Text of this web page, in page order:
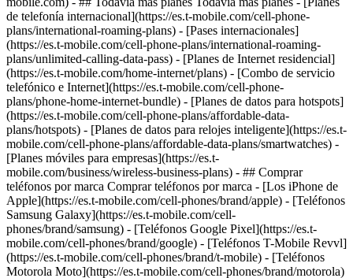
de telefonía internacional](https://es.t-mobile.com/cell-phone-
plans/international-roaming-plans) - [Pases internacionales]
(https://es.t-mobile.com/cell-phone-plans/international-roaming-
plans/unlimited-calling-data-pass) - [Planes de Internet residencial]
(https://es.t-mobile.com/home-internet/plans) - [Combo de servicio
telefónico e Internet](https://es.t-mobile.com/cell-phone-
plans/phone-home-internet-bundle) - [Planes de datos para hotspots]
(https://es.t-mobile.com/cell-phone-plans/affordable-data-
plans/hotspots) - [Planes de datos para relojes inteligente](https://es.t-
mobile.com/cell-phone-plans/affordable-data-plans/smartwatches) -
[Planes móviles para empresas](https://es.t-
mobile.com/business/wireless-business-plans) - ## Comprar
teléfonos por marca Comprar teléfonos por marca - [Los iPhone de
Apple](https://es.t-mobile.com/cell-phones/brand/apple) - [Teléfonos
Samsung Galaxy](https://es.t-mobile.com/cell-
phones/brand/samsung) - [Teléfonos Google Pixel](https://es.t-
mobile.com/cell-phones/brand/google) - [Teléfonos T-Mobile Revvl]
(https://es.t-mobile.com/cell-phones/brand/t-mobile) - [Teléfonos
Motorola Moto](https://es.t-mobile.com/cell-phones/brand/motorola)